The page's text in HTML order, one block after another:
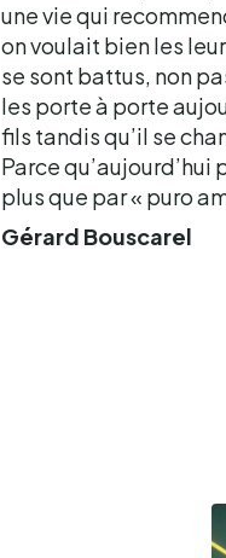
une vie qui
on voulait bien les
se sont battus, non
les porte à porte
fils tandis qu’il se
Parce
plus que par « puro
Gérard Bouscarel